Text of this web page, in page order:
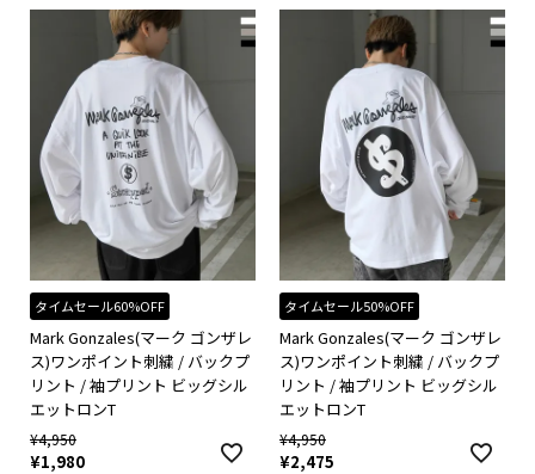
タイムセール60%OFF
Mark Gonzales(マーク ゴンザレ
ス)ワンポイント刺繍 / バックプ
リント / 袖プリント ビッグシル
エットロンT
¥4,950
¥1,980
タイムセール50%OFF
Mark Gonzales(マーク ゴンザレ
ス)ワンポイント刺繍 / バックプ
リント / 袖プリント ビッグシル
エットロンT
¥4,950
¥2,475